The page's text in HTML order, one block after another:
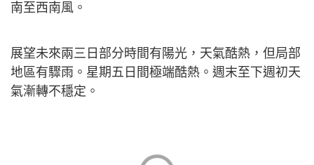
南至西南風。
展望未來兩三日部分時間有陽光，天氣酷熱，但局部
地區有驟雨。星期五日間極端酷熱。週末至下週初天
氣漸轉不穩定。